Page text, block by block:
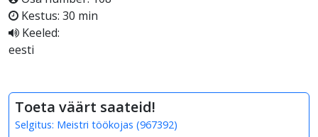
Kestus: 30 min
Keeled:
eesti
Toeta väärt saateid!
Selgitus: Meistri töökojas (967392)